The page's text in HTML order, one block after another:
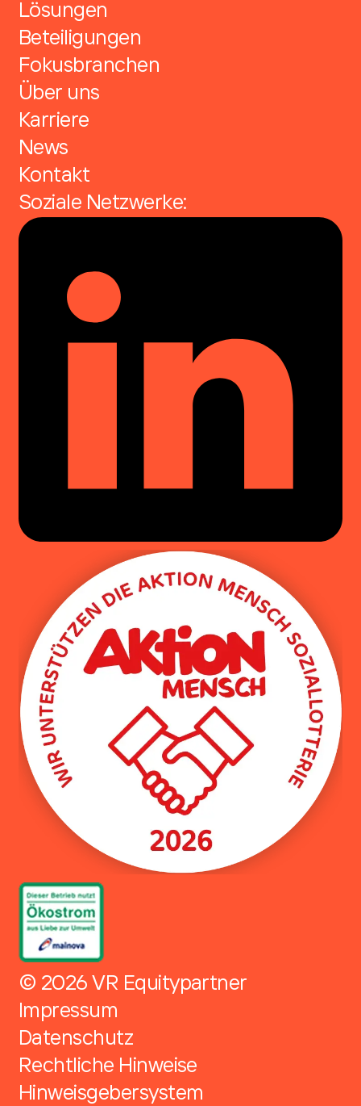
Lösungen
Beteiligungen
Fokusbranchen
Über uns
Karriere
News
Kontakt
Soziale Netzwerke:
© 2026 VR Equitypartner
Impressum
Datenschutz
Rechtliche Hinweise
Hinweisgebersystem